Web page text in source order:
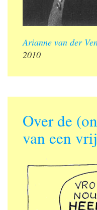
Arianne van der
2010
Over de
van een